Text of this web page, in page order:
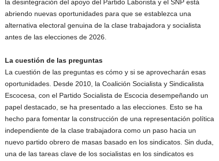
la desintegración del apoyo del Partido Laborista y el SNP está
abriendo nuevas oportunidades para que se establezca una
alternativa electoral genuina de la clase trabajadora y socialista
antes de las elecciones de 2026.
La cuestión de las preguntas
La cuestión de las preguntas es cómo y si se aprovecharán esas
oportunidades. Desde 2010, la Coalición Socialista y Sindicalista
Escocesa, con el Partido Socialista de Escocia desempeñando un
papel destacado, se ha presentado a las elecciones. Esto se ha
hecho para fomentar la construcción de una representación política
independiente de la clase trabajadora como un paso hacia un
nuevo partido obrero de masas basado en los sindicatos. Sin duda,
una de las tareas clave de los socialistas en los sindicatos es